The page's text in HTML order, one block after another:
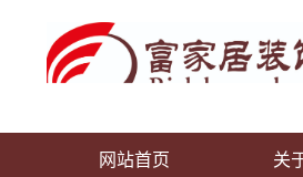
网站首页 关